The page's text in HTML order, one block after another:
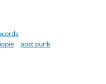
post punk